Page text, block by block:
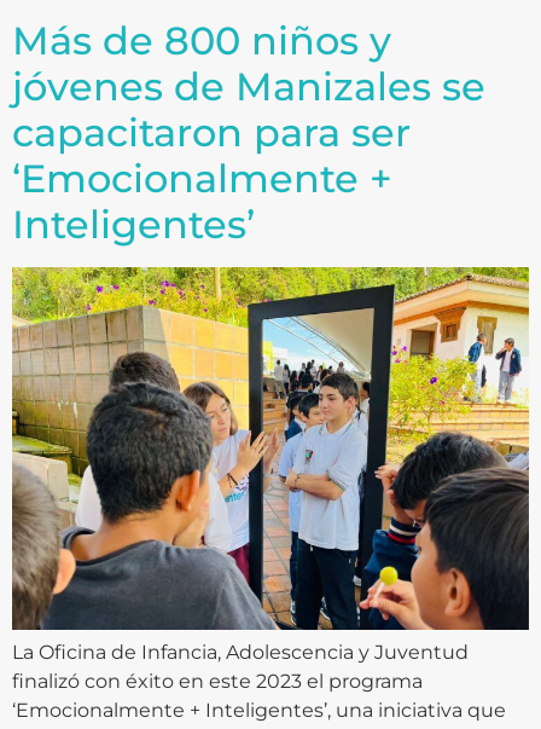
Más de 800 niños y
jóvenes de Manizales se
capacitaron para ser
‘Emocionalmente +
Inteligentes’
La Oficina de Infancia, Adolescencia y Juventud
finalizó con éxito en este 2023 el programa
‘Emocionalmente + Inteligentes’, una iniciativa que